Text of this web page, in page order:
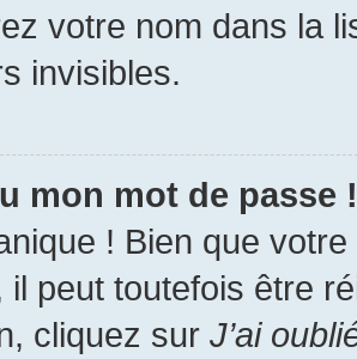
votre nom dans la
invisibles.
mon mot de passe !
! Bien que
il peut toutefois être
cliquez sur J’ai